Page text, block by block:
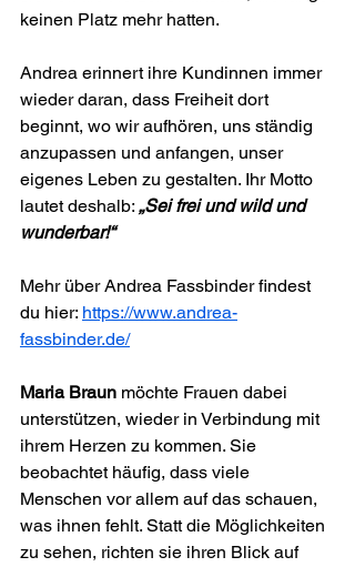
keinen Platz mehr hatten.
Andrea erinnert ihre Kundinnen immer
wieder daran, dass Freiheit dort
beginnt, wo wir aufhören, uns ständig
anzupassen und anfangen, unser
eigenes Leben zu gestalten. Ihr Motto
lautet deshalb: „Sei frei und wild und
wunderbar!“
Mehr über Andrea Fassbinder findest
du hier: https://www.andrea-
fassbinder.de/
Maria Braun möchte Frauen dabei
unterstützen, wieder in Verbindung mit
ihrem Herzen zu kommen. Sie
beobachtet häufig, dass viele
Menschen vor allem auf das schauen,
was ihnen fehlt. Statt die Möglichkeiten
zu sehen, richten sie ihren Blick auf